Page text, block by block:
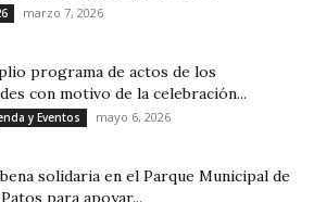
marzo 7, 2026
programa de actos de los
con motivo de la celebración...
y Eventos mayo 6, 2026
solidaria en el Parque Municipal de
para apoyar...